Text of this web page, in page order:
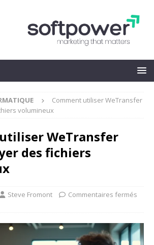
Comment utiliser WeTransfer
volumineux
WeTransfer
des fichiers
Steve Fromont Commentaires fermés